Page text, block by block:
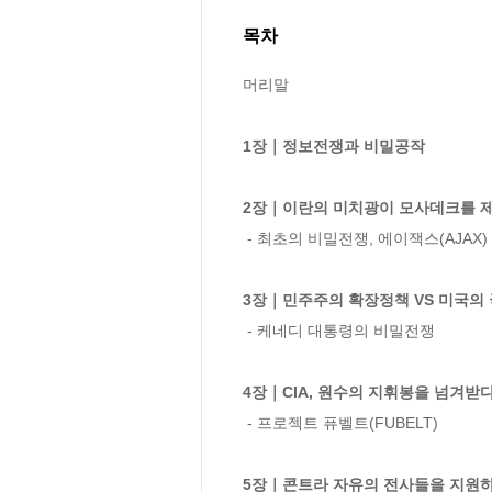
목차
머리말
1장｜정보전쟁과 비밀공작
2장｜이란의 미치광이 모사데크를
3장｜민주주의 확장정책 VS 미국의
4장｜CIA, 원수의 지휘봉을 넘겨받
5장｜콘트라 자유의 전사들을 지원